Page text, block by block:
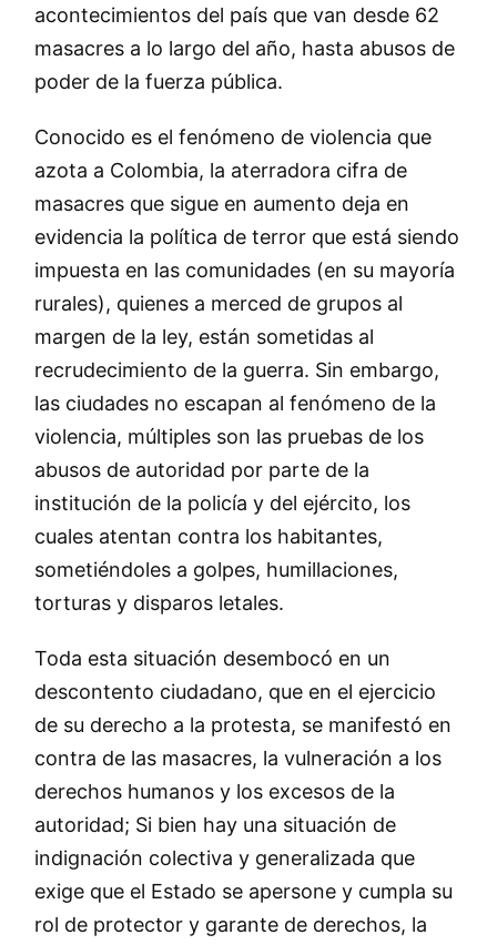
acontecimientos del país que van desde 62
masacres a lo largo del año, hasta abusos de
poder de la fuerza pública.
Conocido es el fenómeno de violencia que
azota a Colombia, la aterradora cifra de
masacres que sigue en aumento deja en
evidencia la política de terror que está siendo
impuesta en las comunidades (en su mayoría
rurales), quienes a merced de grupos al
margen de la ley, están sometidas al
recrudecimiento de la guerra. Sin embargo,
las ciudades no escapan al fenómeno de la
violencia, múltiples son las pruebas de los
abusos de autoridad por parte de la
institución de la policía y del ejército, los
cuales atentan contra los habitantes,
sometiéndoles a golpes, humillaciones,
torturas y disparos letales.
Toda esta situación desembocó en un
descontento ciudadano, que en el ejercicio
de su derecho a la protesta, se manifestó en
contra de las masacres, la vulneración a los
derechos humanos y los excesos de la
autoridad; Si bien hay una situación de
indignación colectiva y generalizada que
exige que el Estado se apersone y cumpla su
rol de protector y garante de derechos, la